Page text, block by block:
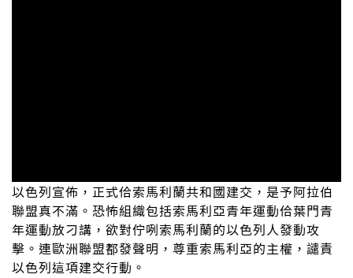
以色列宣佈，正式佮索馬利蘭共和國建交，是予阿拉伯
聯盟真不滿。恐怖組織包括索馬利亞青年運動佮葉門青
年運動放刁講，欲對佇咧索馬利蘭的以色列人發動攻
擊。連歐洲聯盟都發聲明，尊重索馬利亞的主權，譴責
以色列這項建交行動。